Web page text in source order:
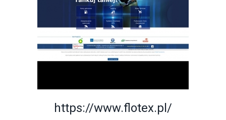
https://www.flotex.pl/